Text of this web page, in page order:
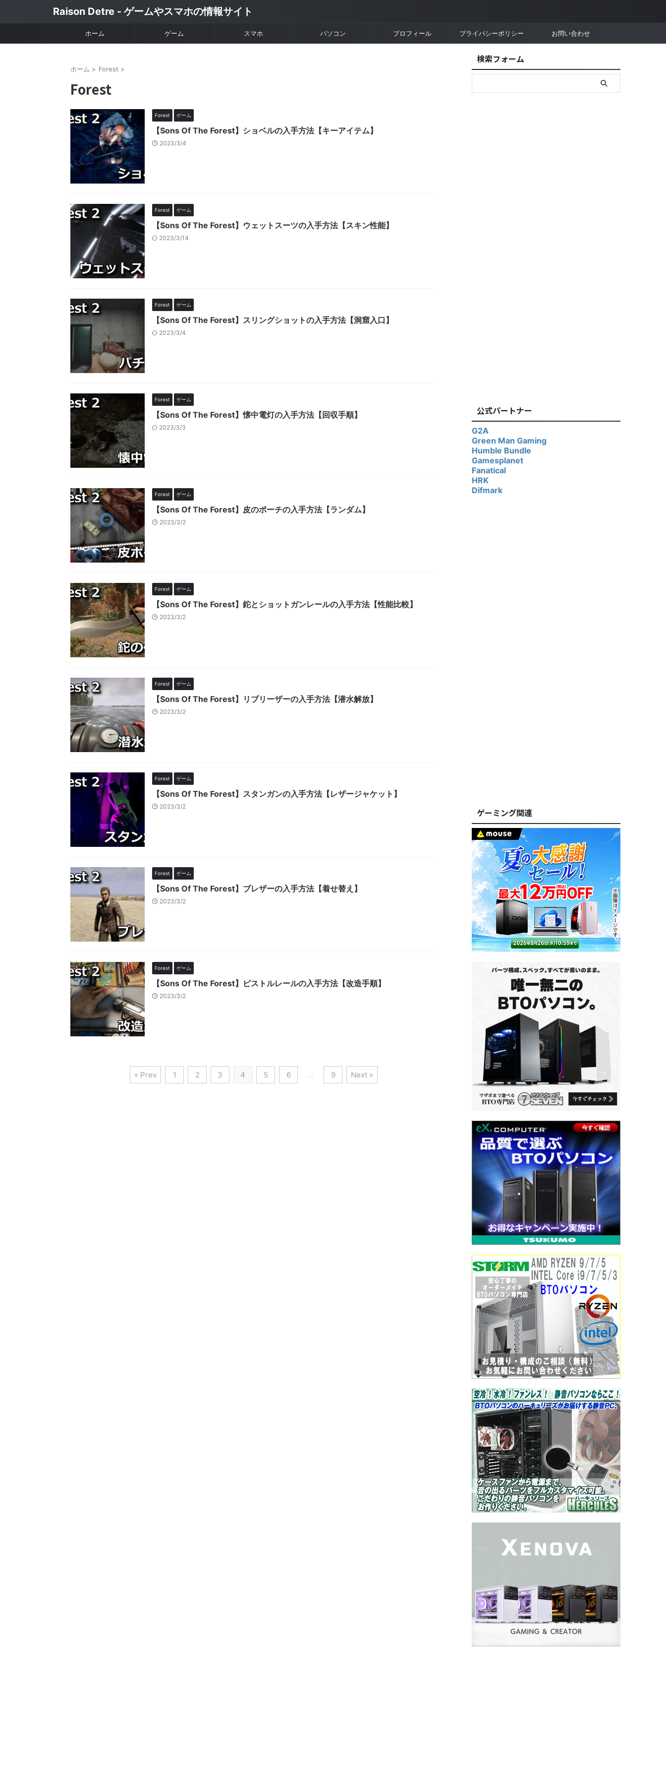
Raison Detre - ゲームやスマホの情報サイト
ホーム ゲーム スマホ パソコン プロフィール プライバシーポリシー お問い合わせ
ホーム > Forest >
Forest
Forest ゲーム
【Sons Of The Forest】ショベルの入手方法【キーアイテム】
2023/3/4
Forest ゲーム
【Sons Of The Forest】ウェットスーツの入手方法【スキン性能】
2023/3/14
Forest ゲーム
【Sons Of The Forest】スリングショットの入手方法【洞窟入口】
2023/3/4
Forest ゲーム
【Sons Of The Forest】懐中電灯の入手方法【回収手順】
2023/3/3
Forest ゲーム
【Sons Of The Forest】皮のポーチの入手方法【ランダム】
2023/3/2
Forest ゲーム
【Sons Of The Forest】鉈とショットガンレールの入手方法【性能比較】
2023/3/2
Forest ゲーム
【Sons Of The Forest】リブリーザーの入手方法【潜水解放】
2023/3/2
Forest ゲーム
【Sons Of The Forest】スタンガンの入手方法【レザージャケット】
2023/3/2
Forest ゲーム
【Sons Of The Forest】ブレザーの入手方法【着せ替え】
2023/3/2
Forest ゲーム
【Sons Of The Forest】ピストルレールの入手方法【改造手順】
2023/3/2
« Prev 1 2 3 4 5 6 … 9 Next »
検索フォーム
公式パートナー
G2A
Green Man Gaming
Humble Bundle
Gamesplanet
Fanatical
HRK
Difmark
ゲーミング関連